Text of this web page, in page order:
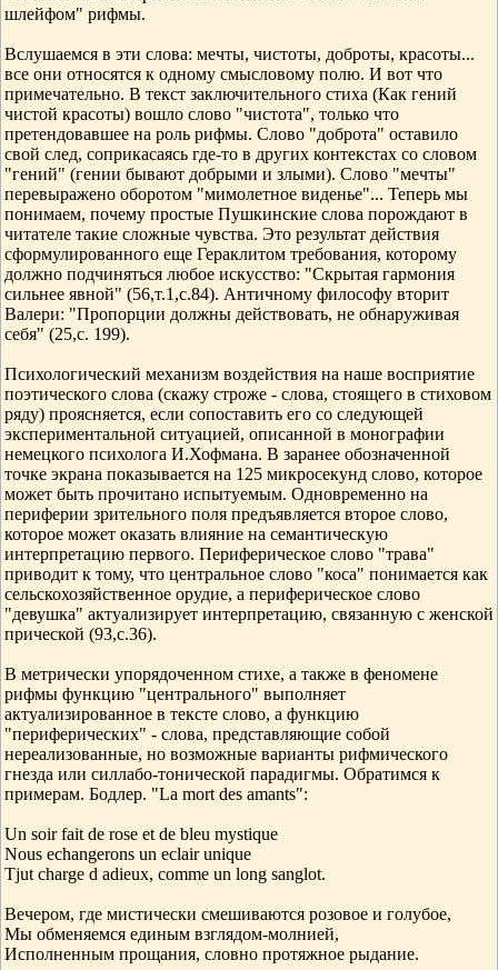
шлейфом" рифмы.
Вслушаемся в эти слова: мечты, чистоты, доброты, красоты...
все они относятся к одному смысловому полю. И вот что
примечательно. В текст заключительного стиха (Как гений
чистой красоты) вошло слово "чистота", только что
претендовавшее на роль рифмы. Слово "доброта" оставило
свой след, соприкасаясь где-то в других контекстах со словом
"гений" (гении бывают добрыми и злыми). Слово "мечты"
перевыражено оборотом "мимолетное виденье"... Теперь мы
понимаем, почему простые Пушкинские слова порождают в
читателе такие сложные чувства. Это результат действия
сформулированного еще Гераклитом требования, которому
должно подчиняться любое искусство: "Скрытая гармония
сильнее явной" (56,т.1,с.84). Античному философу вторит
Валери: "Пропорции должны действовать, не обнаруживая
себя" (25,с. 199).
Психологический механизм воздействия на наше восприятие
поэтического слова (скажу строже - слова, стоящего в стиховом
ряду) проясняется, если сопоставить его со следующей
экспериментальной ситуацией, описанной в монографии
немецкого психолога И.Хофмана. В заранее обозначенной
точке экрана показывается на 125 микросекунд слово, которое
может быть прочитано испытуемым. Одновременно на
периферии зрительного поля предъявляется второе слово,
которое может оказать влияние на семантическую
интерпретацию первого. Периферическое слово "трава"
приводит к тому, что центральное слово "коса" понимается как
сельскохозяйственное орудие, а периферическое слово
"девушка" актуализирует интерпретацию, связанную с женской
прической (93,с.36).
В метрически упорядоченном стихе, а также в феномене
рифмы функцию "центрального" выполняет
актуализированное в тексте слово, а функцию
"периферических" - слова, представляющие собой
нереализованные, но возможные варианты рифмического
гнезда или силлабо-тонической парадигмы. Обратимся к
примерам. Бодлер. "La mort dеs amants":
Un soir fait de rose et de bleu mystique
Nous еchangerons un еclair unique
Tjut chargе d adieux, comme un long sanglot.
Вечером, где мистически смешиваются розовое и голубое,
Мы обменяемся единым взглядом-молнией,
Исполненным прощания, словно протяжное рыдание.